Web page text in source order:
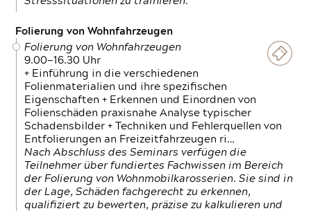
Folierung von Wohnfahrzeugen
Folierung von Wohnfahrzeugen
9.00—16.30 Uhr
+ Einführung in die verschiedenen
Folienmaterialien und ihre spezifischen
Eigenschaften + Erkennen und Einordnen von
Folienschäden praxisnahe Analyse typischer
Schadensbilder + Techniken und Fehlerquellen von
Entfolierungen an Freizeitfahrzeugen ri…
Nach Abschluss des Seminars verfügen die
Teilnehmer über fundiertes Fachwissen im Bereich
der Folierung von Wohnmobilkarosserien. Sie sind in
der Lage, Schäden fachgerecht zu erkennen,
qualifiziert zu bewerten, präzise zu kalkulieren und